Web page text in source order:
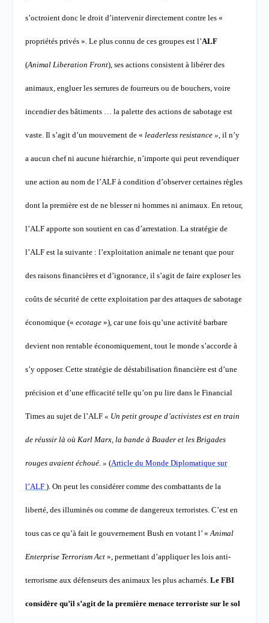
s’octroient donc le droit d’intervenir directement contre les «
propriétés privés ». Le plus connu de ces groupes est l’ALF
(Animal Liberation Front), ses actions consistent à libérer des
animaux, engluer les serrures de fourreurs ou de bouchers, voire
incendier des bâtiments … la palette des actions de sabotage est
vaste.Il s’agit d’un mouvement de «leaderless resistance », il n’y
a aucun chef ni aucune hiérarchie, n’importe qui peut revendiquer
une action au nom de l’ALF à condition d’observer certaines règles
dont la première est de ne blesser ni hommes ni animaux. En retour,
l’ALF apporte son soutient en cas d’arrestation. La stratégie de
l’ALF est la suivante : l’exploitation animale ne tenant que pour
des raisons financières et d’ignorance, il s’agit de faire exploser les
coûts de sécurité de cette exploitation par des attaques de sabotage
économique («ecotage»), car une fois qu’une activité barbare
devient non rentable économiquement, tout le monde s’accorde à
s’y opposer. Cette stratégie de déstabilisation financière est d’une
précision et d’une efficacité telle qu’on pu lire dans le Financial
Times au sujet de l’ALF« Un petit groupe d’activistes est en train
de réussir là où Karl Marx, la bande à Baader et les Brigades
rouges avaient échoué. » (Article du Monde Diplomatique sur
l’ALF).On peut les considérer comme des combattants de la
liberté, des illuminés ou comme de dangereux terroristes. C’est en
tous cas ce qu’à fait le gouvernement Bush en votant l’ «Animal
Enterprise Terrorism Act », permettant d’appliquer les lois anti-
terrorisme aux défenseurs des animaux les plus acharnés.Le FBI
considère qu’il s’agit de la première menace terroriste sur le sol